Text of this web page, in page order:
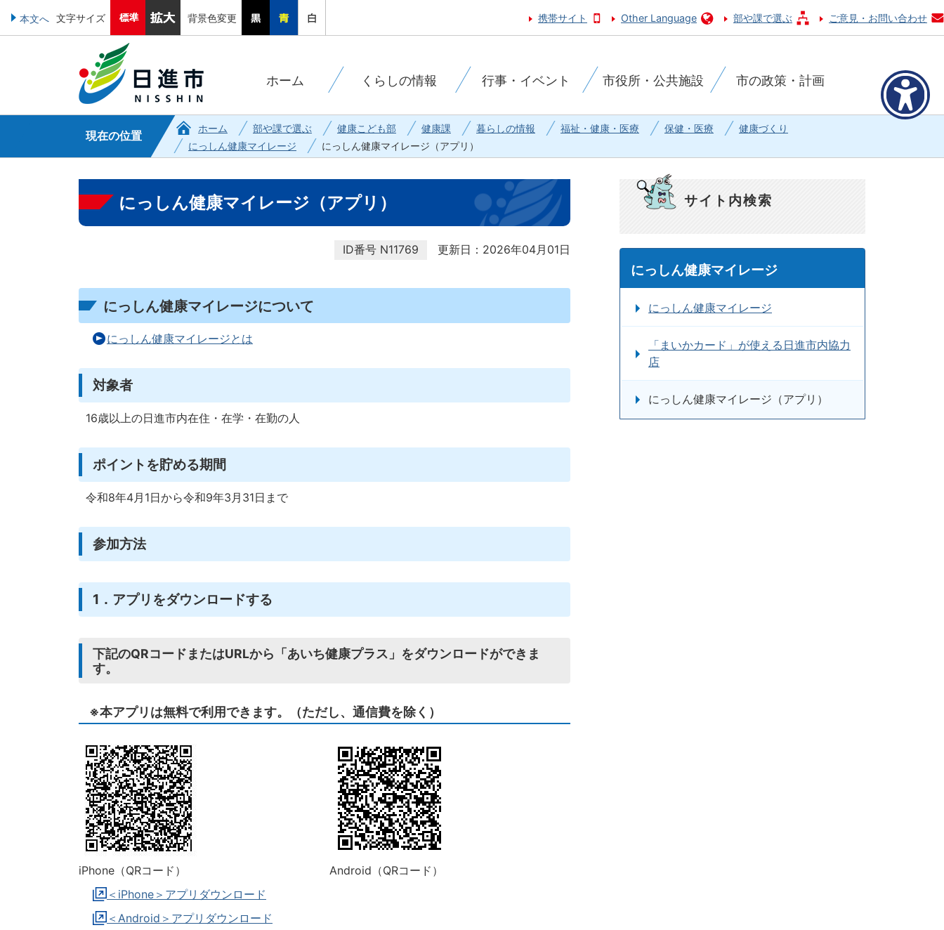
本文へ 文字サイズ 背景色変更 携帯サイト Other Language 部や課で選ぶ ご意見・お問い合わせ
ホーム くらしの情報 行事・イベント 市役所・公共施設 市の政策・計画
現在の位置
ホーム 部や課で選ぶ 健康こども部 健康課 暮らしの情報 福祉・健康・医療 保健・医療
健康づくり
にっしん健康マイレージ
にっしん健康マイレージ（アプリ）
にっしん健康マイレージ（アプリ）
ID番号 N11769 更新日：2026年04月01日
にっしん健康マイレージについて
にっしん健康マイレージとは
対象者
16歳以上の日進市内在住・在学・在勤の人
ポイントを貯める期間
令和8年4月1日から令和9年3月31日まで
参加方法
1．アプリをダウンロードする
下記のQRコードまたはURLから「あいち健康プラス」をダウンロードができま
す。
※本アプリは無料で利用できます。（ただし、通信費を除く）
iPhone（QRコード）
Android（QRコード）
＜iPhone＞アプリダウンロード
＜Android＞アプリダウンロード
サイト内検索
にっしん健康マイレージ
にっしん健康マイレージ
「まいかカード」が使える日進市内協力
店
にっしん健康マイレージ（アプリ）